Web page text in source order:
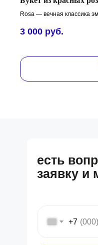
Rosa — вечная классика
3 000 руб.
есть
заявку
+7